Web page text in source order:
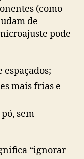
(como
de
pode
mais frias e
sem
“ignorar